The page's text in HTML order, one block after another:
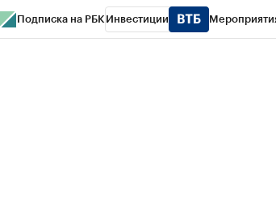
Подписка на РБК Инвестиции